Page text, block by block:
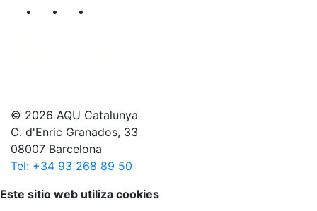
Segueix-nos al nostre canal de Twitter
© 2026 AQU Catalunya
C. d'Enric Granados, 33
08007 Barcelona
Tel: +34 93 268 89 50
Volver arriba
Este sitio web utiliza cookies